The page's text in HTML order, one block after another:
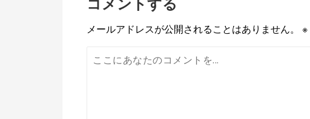
ナ
ビ
ゲ
メールアドレスが公開されることはありません。 ※